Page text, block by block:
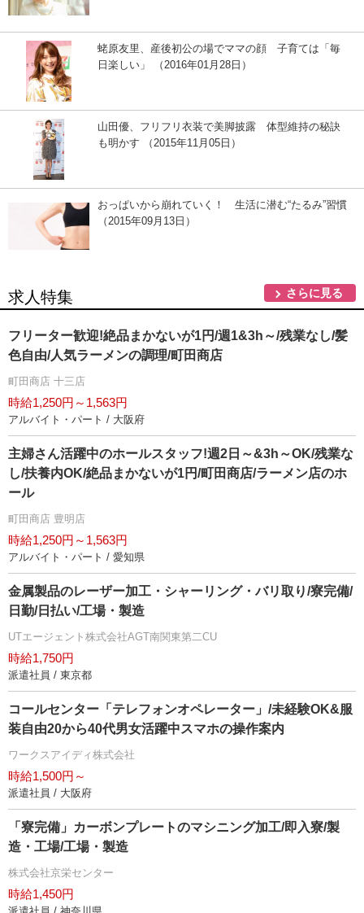
蛯原友里、産後初公の場でママの顔 子育ては「毎
日楽しい」 （2016年01月28日）
山田優、フリフリ衣装で美脚披露 体型維持の秘訣
も明かす （2015年11月05日）
おっぱいから崩れていく！ 生活に潜む“たるみ”習慣
（2015年09月13日）
求人特集 さらに見る
フリーター歓迎!絶品まかないが1円/週1&3h～/残業なし/髪
色自由/人気ラーメンの調理/町田商店
町田商店 十三店
時給1,250円～1,563円
アルバイト・パート / 大阪府
主婦さん活躍中のホールスタッフ!週2日～&3h～OK/残業な
し/扶養内OK/絶品まかないが1円/町田商店/ラーメン店のホ
ール
町田商店 豊明店
時給1,250円～1,563円
アルバイト・パート / 愛知県
金属製品のレーザー加工・シャーリング・バリ取り/寮完備/
日勤/日払い/工場・製造
UTエージェント株式会社AGT南関東第二CU
時給1,750円
派遣社員 / 東京都
コールセンター「テレフォンオペレーター」/未経験OK&服
装自由20から40代男女活躍中スマホの操作案内
ワークスアイディ株式会社
時給1,500円～
派遣社員 / 大阪府
「寮完備」カーボンプレートのマシニング加工/即入寮/製
造・工場/工場・製造
株式会社京栄センター
時給1,450円